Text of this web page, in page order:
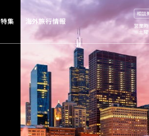
特集 海外旅行情報
相談
営業
※土曜